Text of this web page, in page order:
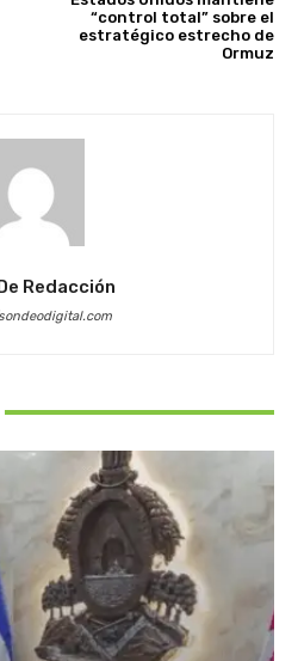
“control total” sobre el
estratégico estrecho de
Ormuz
Redacción